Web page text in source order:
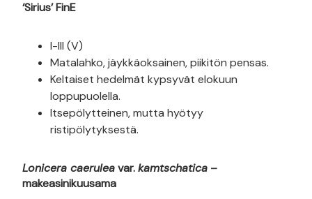
‘Sirius’ FinE
I-III (V)
Matalahko, jäykkäoksainen, piikitön pensas.
Keltaiset hedelmät kypsyvät elokuun
loppupuolella.
Itsepölytteinen, mutta hyötyy
ristipölytyksestä.
Lonicera caeruleavar.kamtschatica –
makeasinikuusama